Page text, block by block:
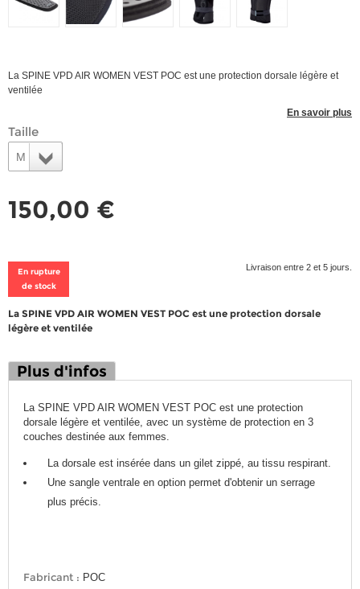
La SPINE VPD AIR WOMEN VEST POC est une protection dorsale légère et
ventilée
En savoir plus
Taille
M
150,00 €
En rupture
de stock
Livraison entre 2 et 5 jours.
La SPINE VPD AIR WOMEN VEST POC est une protection dorsale
légère et ventilée
Plus d'infos
La SPINE VPD AIR WOMEN VEST POC est une protection
dorsale légère et ventilée, avec un système de protection en 3
couches destinée aux femmes.
La dorsale est insérée dans un gilet zippé, au tissu respirant.
Une sangle ventrale en option permet d'obtenir un serrage
plus précis.
Fabricant : POC